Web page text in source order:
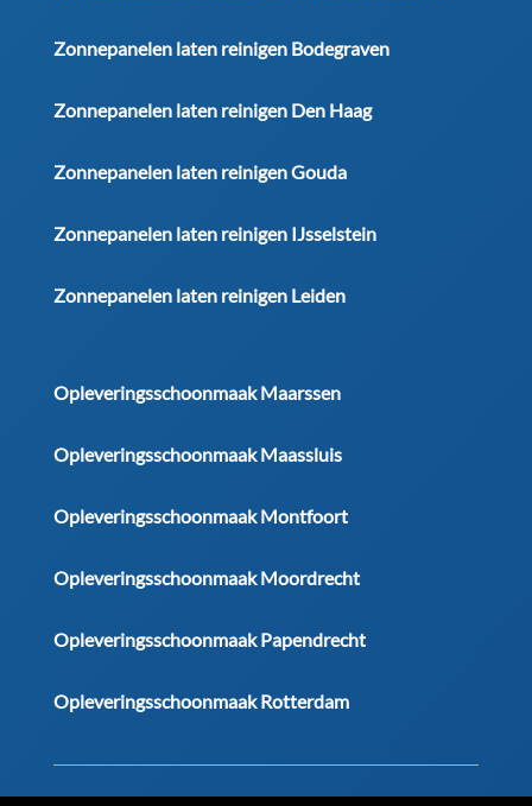
Zonnepanelen laten reinigen Bodegraven
Zonnepanelen laten reinigen Den Haag
Zonnepanelen laten reinigen Gouda
Zonnepanelen laten reinigen IJsselstein
Zonnepanelen laten reinigen Leiden
Opleveringsschoonmaak Maarssen
Opleveringsschoonmaak Maassluis
Opleveringsschoonmaak Montfoort
Opleveringsschoonmaak Moordrecht
Opleveringsschoonmaak Papendrecht
Opleveringsschoonmaak Rotterdam